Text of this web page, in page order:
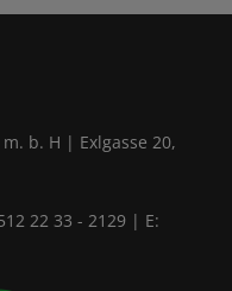
b. H | Exlgasse 20,
22 33 - 2129 | E: